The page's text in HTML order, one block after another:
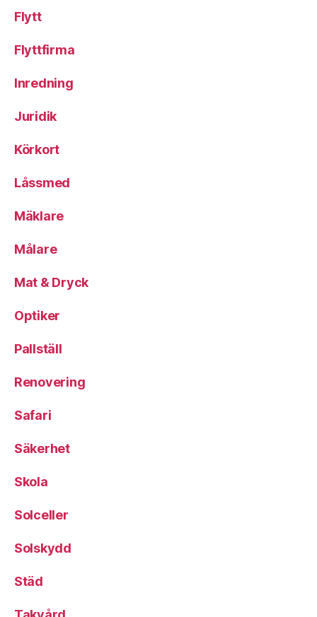
Flytt
Flyttfirma
Inredning
Juridik
Körkort
Låssmed
Mäklare
Målare
Mat & Dryck
Optiker
Pallställ
Renovering
Safari
Säkerhet
Skola
Solceller
Solskydd
Städ